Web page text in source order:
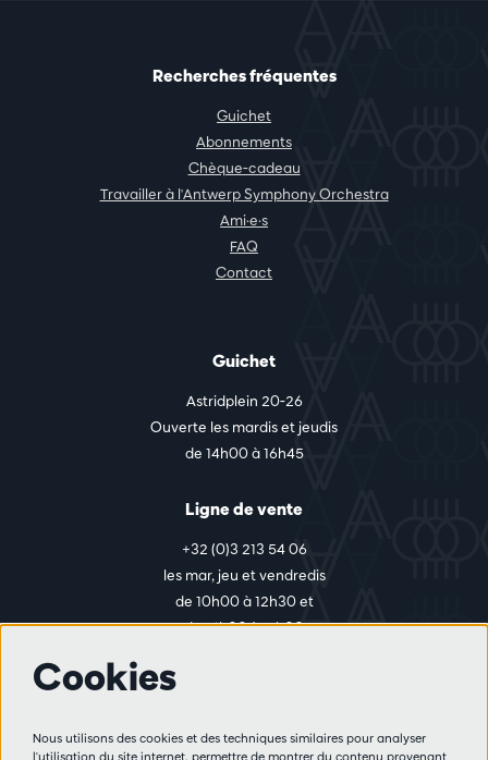
Recherches fréquentes
Guichet
Abonnements
Chèque-cadeau
Travailler à l'Antwerp Symphony Orchestra
Ami·e·s
FAQ
Contact
Guichet
Astridplein 20-26
Ouverte les mardis et jeudis
de 14h00 à 16h45
Ligne de vente
+32 (0)3 213 54 06
les mar, jeu et vendredis
de 10h00 à 12h30 et
de 14h00 à 17h00
Règlement des visiteurs
Cookies
Nous utilisons des cookies et des techniques similaires pour analyser
l'utilisation du site internet, permettre de montrer du contenu provenant